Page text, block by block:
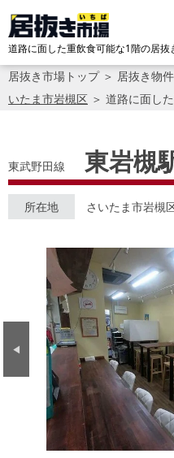
道路に面した重飲食可能な1階の居抜
居抜き市場トップ＞ 居抜き物
いたま市岩槻区 ＞ 道路に面し
東武野田線 東岩槻
所在地 さいたま市岩槻
Previous